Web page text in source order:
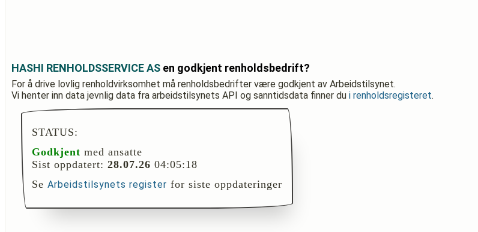
HASHI RENHOLDSSERVICE AS en godkjent renholdsbedrift?
For å drive lovlig renholdvirksomhet må renholdsbedrifter være godkjent av Arbeidstilsynet.
Vi henter inn data jevnlig data fra arbeidstilsynets API og sanntidsdata finner du i renholdsregisteret.
STATUS:
Godkjent med ansatte
Sist oppdatert: 28.07.26 04:05:18
Se Arbeidstilsynets register for siste oppdateringer